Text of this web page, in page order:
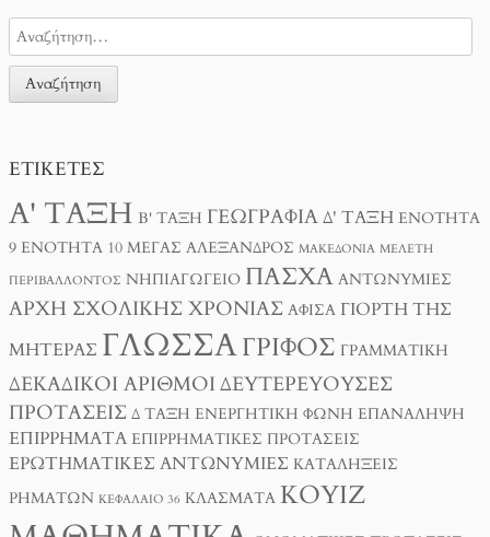
ΕΤΙΚΈΤΕΣ
Α' ΤΆΞΗ Β' ΤΆΞΗ ΓΕΩΓΡΑΦΊΑΔ' ΤΆΞΗ ΕΝΌΤΗΤΑ
9 ΕΝΌΤΗΤΑ 10 ΜΈΓΑΣ ΑΛΈΞΑΝΔΡΟΣ ΜΑΚΕΔΟΝΊΑ ΜΕΛΈΤΗ
ΠΕΡΙΒΆΛΛΟΝΤΟΣ ΝΗΠΙΑΓΩΓΕΊΟ ΠΆΣΧΑ ΑΝΤΩΝΥΜΊΕΣ
ΑΡΧΉ ΣΧΟΛΙΚΉΣ ΧΡΟΝΙΆΣ ΑΦΊΣΑ ΓΙΟΡΤΉ ΤΗΣ
ΜΗΤΈΡΑΣ ΓΛΏΣΣΑΓΡΊΦΟΣ ΓΡΑΜΜΑΤΙΚΉ
ΔΕΚΑΔΙΚΟΊ ΑΡΙΘΜΟΊ ΔΕΥΤΕΡΕΎΟΥΣΕΣ
ΠΡΟΤΆΣΕΙΣ Δ ΤΑΞΗ ΕΝΕΡΓΗΤΙΚΉ ΦΩΝΉ ΕΠΑΝΆΛΗΨΗ
ΕΠΙΡΡΉΜΑΤΑ ΕΠΙΡΡΗΜΑΤΙΚΈΣ ΠΡΟΤΆΣΕΙΣ
ΕΡΩΤΗΜΑΤΙΚΈΣ ΑΝΤΩΝΥΜΊΕΣ ΚΑΤΑΛΉΞΕΙΣ
ΡΗΜΆΤΩΝ ΚΕΦΆΛΑΙΟ 36 ΚΛΆΣΜΑΤΑ ΚΟΥΊΖ